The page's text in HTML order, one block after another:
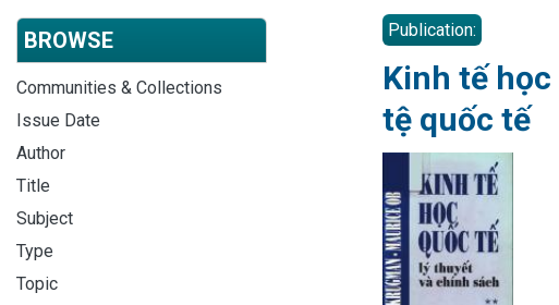
BROWSE
Communities & Collections
Issue Date
Author
Title
Subject
Type
Topic
Publication:
Kinh tế
tệ quốc tế